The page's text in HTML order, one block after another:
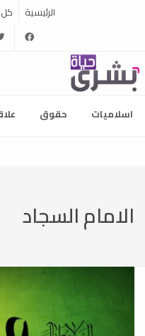
الرئيسية
اسلاميات حقوق
الامام السجاد